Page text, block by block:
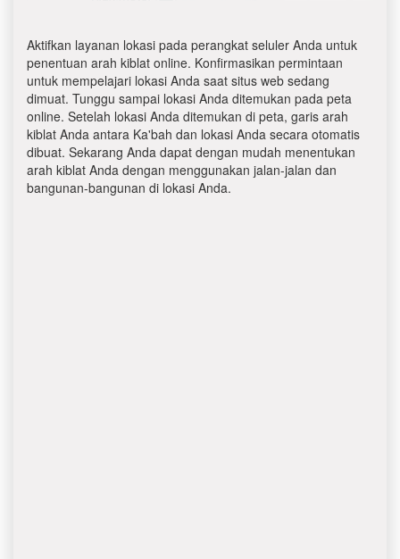
Aktifkan layanan lokasi pada perangkat seluler Anda untuk
penentuan arah kiblat online. Konfirmasikan permintaan
untuk mempelajari lokasi Anda saat situs web sedang
dimuat. Tunggu sampai lokasi Anda ditemukan pada peta
online. Setelah lokasi Anda ditemukan di peta, garis arah
kiblat Anda antara Ka'bah dan lokasi Anda secara otomatis
dibuat. Sekarang Anda dapat dengan mudah menentukan
arah kiblat Anda dengan menggunakan jalan-jalan dan
bangunan-bangunan di lokasi Anda.